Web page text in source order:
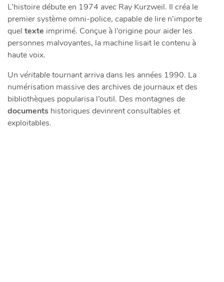
L’histoire débute en 1974 avec Ray Kurzweil. Il créa le
premier système omni-police, capable de lire n’importe
quel texte imprimé. Conçue à l’origine pour aider les
personnes malvoyantes, la machine lisait le contenu à
haute voix.
Un véritable tournantarriva dans les années 1990. La
numérisation massive des archives de journaux et des
bibliothèques popularisa l’outil. Des montagnes de
documents historiques devinrent consultables et
exploitables.